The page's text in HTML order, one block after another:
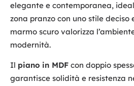
elegante e contemporanea,
zona pranzo con uno stile
marmo scuro valorizza
modernità.
Il piano in MDF con doppio
garantisce solidità e resistenza